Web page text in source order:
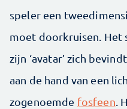
speler een
moet doorkruisen. Het
zijn ‘avatar’ zich
aan de hand van een
zogenoemde fosfeen .